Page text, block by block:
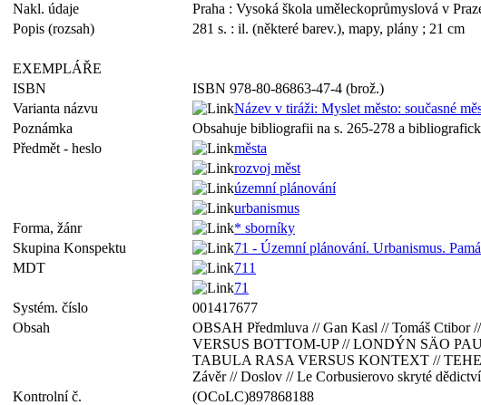
Nakl. údaje
Praha : Vysoká škola uměleckoprůmyslová v
Popis (rozsah)
281 s. : il. (některé barev.), mapy, plány ; 21 cm
EXEMPLÁŘE
ISBN
ISBN 978-80-86863-47-4 (brož.)
Varianta názvu
Název v tiráži: Myslet město: současné
Poznámka
Obsahuje bibliografii na s. 265-278 a
Předmět - heslo
města
rozvoj měst
územní plánování
urbanismus
Forma, žánr
* sborníky
Skupina Konspektu
71 - Územní plánování. Urbanismus.
MDT
711
71
Systém. číslo
001417677
Obsah
OBSAH Předmluva // Gan Kasl // Tomáš
VERSUS BOTTOM-UP // LONDÝN SÄO
TABULA RASA VERSUS KONTEXT //
Závěr // Doslov // Le Corbusierovo skryté
Kontrolní č.
(OCoLC)897868188